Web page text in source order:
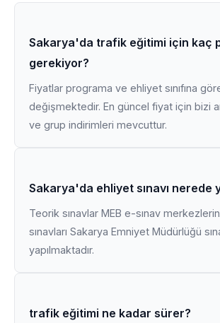
Sakarya'da trafik eğitimi için kaç
gerekiyor?
Fiyatlar programa ve ehliyet sınıfına
değişmektedir. En güncel fiyat için bizi
ve grup indirimleri mevcuttur.
Sakarya'da ehliyet sınavı nerede
Teorik sınavlar MEB e-sınav
sınavları Sakarya Emniyet Müdürlüğü
yapılmaktadır.
trafik eğitimi ne kadar sürer?